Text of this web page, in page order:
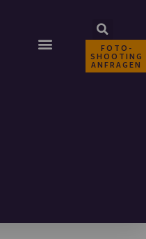
FOTO-
SHOOTING
ANFRAGEN